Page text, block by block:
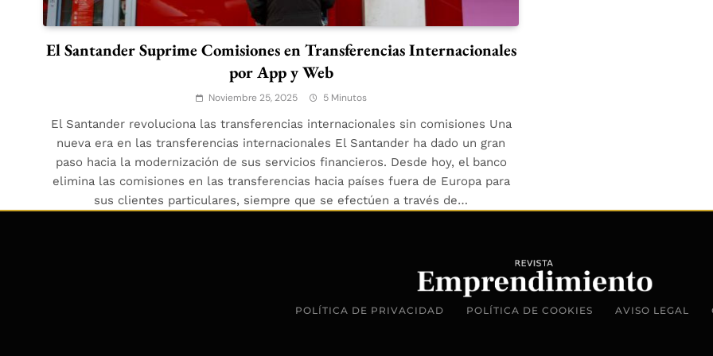
El Santander Suprime Comisiones en Transferencias Internacionales
por App y Web
Noviembre 25, 2025 5 Minutos
El Santander revoluciona las transferencias internacionales sin comisiones Una
nueva era en las transferencias internacionales El Santander ha dado un gran
paso hacia la modernización de sus servicios financieros. Desde hoy, el banco
elimina las comisiones en las transferencias hacia países fuera de Europa para
sus clientes particulares, siempre que se efectúen a través de…
POLÍTICA DE PRIVACIDAD POLÍTICA DE COOKIES AVISO LEGAL